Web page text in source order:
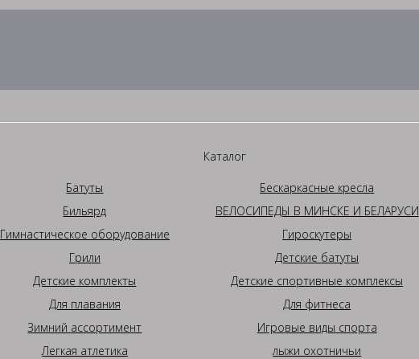
Каталог
Батуты
Бескаркасные кресла
Бильярд
ВЕЛОСИПЕДЫ В МИНСКЕ И БЕЛАРУСИ
Гимнастическое оборудование
Гироскутеры
Грили
Детские батуты
Детские комплекты
Детские спортивные комплексы
Для плавания
Для фитнеса
Зимний ассортимент
Игровые виды спорта
Легкая атлетика
лыжи охотничьи